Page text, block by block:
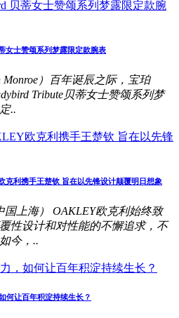
女士赞颂系列梦露限定款腕表
）百年诞辰之际，宝珀
Tribute贝蒂女士赞颂系列梦
..
克利携手王楚钦 旨在以先锋设计颠覆明日想象
国上海） OAKLEY欧克利始终致
性设计和对性能的不懈追求，不
今，..
何让百年积淀持续生长？